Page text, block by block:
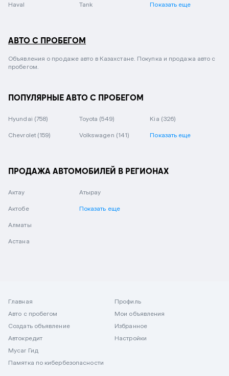
Haval Tank Показать еще
АВТО С ПРОБЕГОМ
Объявления о продаже авто в Казахстане. Покупка и продажа авто с
пробегом.
ПОПУЛЯРНЫЕ АВТО С ПРОБЕГОМ
Hyundai (758) Toyota (549) Kia (326)
Chevrolet (159) Volkswagen (141) Показать еще
ПРОДАЖА АВТОМОБИЛЕЙ В РЕГИОНАХ
Актау
Актобе
Алматы
Астана
Атырау
Показать еще
Главная
Авто с пробегом
Создать объявление
Автокредит
Mycar Гид
Памятка по кибербезопасности
Профиль
Мои объявления
Избранное
Настройки